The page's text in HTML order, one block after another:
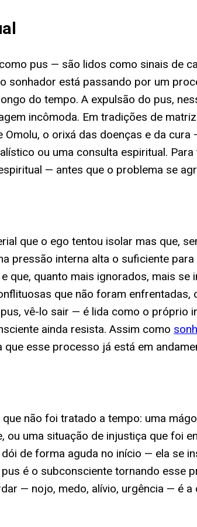
pus — são lidos como sinais de
está passando por um
do tempo. A expulsão do pus,
incômoda. Em tradições de
o orixá das doenças e da cura
ou uma consulta espiritual.
— antes que o problema se
que o ego tentou isolar mas que,
pressão interna alta o suficiente
quanto mais ignorados, mais se
que não foram enfrentadas,
vê-lo sair — é lida como o próprio
ainda resista. Assim como
esse processo já está em
não foi tratado a tempo: uma
uma situação de injustiça que foi
de forma aguda no início — ela se
é o subconsciente tornando esse
— nojo, medo, alívio, urgência — é a